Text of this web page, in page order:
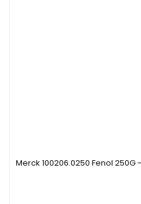
Merck 100206.0250 Fenol 250G